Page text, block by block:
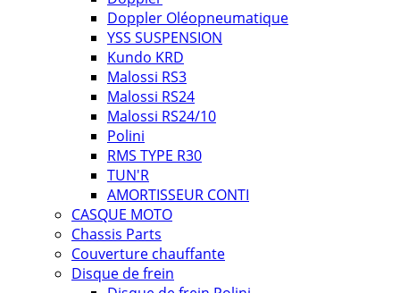
Doppler Oléopneumatique
YSS SUSPENSION
Kundo KRD
Malossi RS3
Malossi RS24
Malossi RS24/10
Polini
RMS TYPE R30
TUN'R
AMORTISSEUR CONTI
CASQUE MOTO
Chassis Parts
Couverture chauffante
Disque de frein